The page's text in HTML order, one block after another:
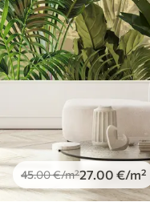
45.00€/m²27.00 €/m²